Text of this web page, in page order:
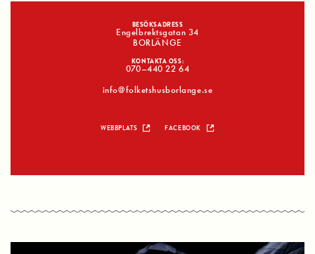
BESÖKSADRESS
Engelbrektsgatan 34
BORLÄNGE
KONTAKTA OSS:
070–440 22 64
info@folketshusborlange.se
WEBBPLATS FACEBOOK